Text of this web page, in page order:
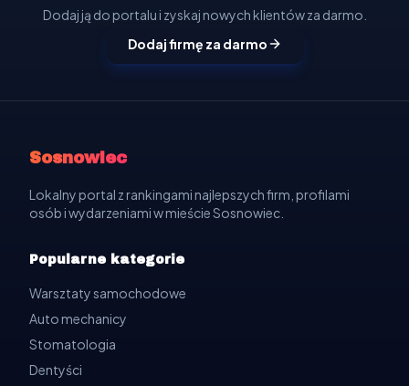
Dodaj ją do portalu i zyskaj nowych klientów za darmo.
Dodaj firmę za darmo
Sosnowiec
Lokalny portal z rankingami najlepszych firm, profilami
osób i wydarzeniami w mieście Sosnowiec.
Popularne kategorie
Warsztaty samochodowe
Auto mechanicy
Stomatologia
Dentyści